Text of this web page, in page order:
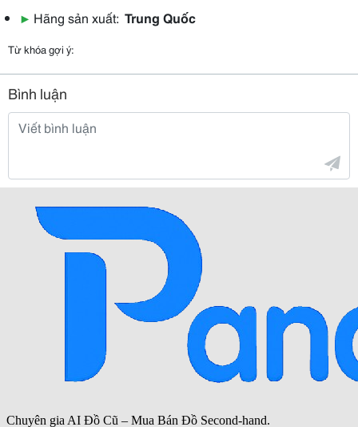
▶ Hãng sản xuất: Trung Quốc
Từ khóa gợi ý:
Bình luận